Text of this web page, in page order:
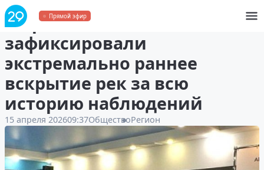
Прямой эфир
В Архангельской области
зафиксировали
экстремально раннее
вскрытие рек за всю
историю наблюдений
15 апреля 202609:37ОбществоРегион